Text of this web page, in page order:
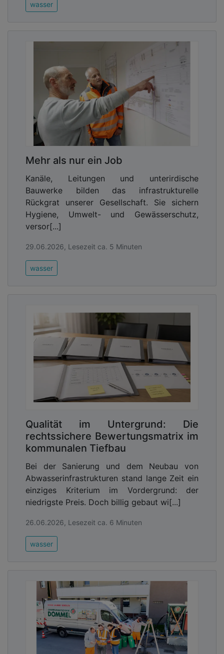
wasser
Mehr als nur ein Job
Kanäle, Leitungen und unterirdische
Bauwerke bilden das infrastrukturelle
Rückgrat unserer Gesellschaft. Sie sichern
Hygiene, Umwelt- und Gewässerschutz,
versor[...]
29.06.2026, Lesezeit ca. 5 Minuten
wasser
Qualität im Untergrund: Die
rechtssichere Bewertungsmatrix im
kommunalen Tiefbau
Bei der Sanierung und dem Neubau von
Abwasserinfrastrukturen stand lange Zeit ein
einziges Kriterium im Vordergrund: der
niedrigste Preis. Doch billig gebaut wi[...]
26.06.2026, Lesezeit ca. 6 Minuten
wasser